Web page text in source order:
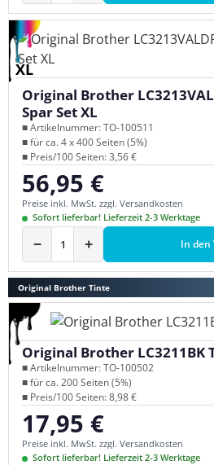
XL
Original Brother
Spar Set XL
■ Artikelnummer: TO-100511
■ für ca. 4 x 400 Seiten (5%)
■ Preis/100 Seiten: 3,56 €
Regulärer Preis:
56,95 €
Preise inkl. MwSt. zzgl. Versandkosten
Sofort lieferbar! Lieferzeit 2-3 Werktage
− + In den
Original Brother Tinte
Original Brother LC3211BK
■ Artikelnummer: TO-100502
■ für ca. 200 Seiten (5%)
■ Preis/100 Seiten: 8,98 €
Regulärer Preis:
17,95 €
Preise inkl. MwSt. zzgl. Versandkosten
Sofort lieferbar! Lieferzeit 2-3 Werktage